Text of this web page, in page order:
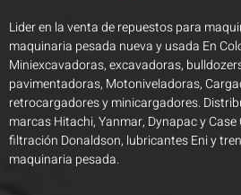
Lider en la venta de repuestos para
maquinaria pesada nueva y usada En
Miniexcavadoras, excavadoras,
pavimentadoras, Motoniveladoras,
retrocargadores y minicargadores.
marcas Hitachi, Yanmar, Dynapac y
filtración Donaldson, lubricantes Eni y
maquinaria pesada.